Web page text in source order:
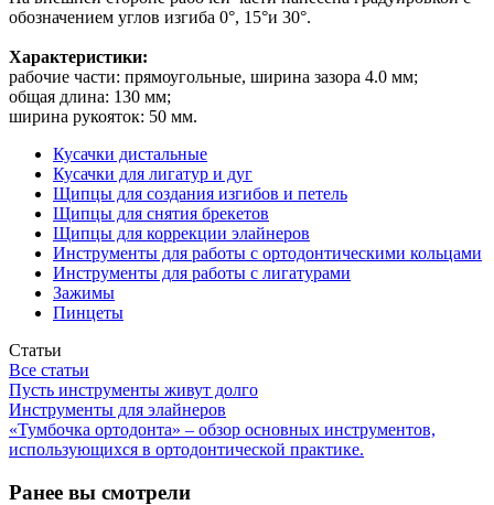
обозначением углов изгиба 0°, 15°и 30°.
Характеристики:
рабочие части: прямоугольные, ширина зазора 4.0 мм;
общая длина: 130 мм;
ширина рукояток: 50 мм.
Кусачки дистальные
Кусачки для лигатур и дуг
Щипцы для создания изгибов и петель
Щипцы для снятия брекетов
Щипцы для коррекции элайнеров
Инструменты для работы с ортодонтическими кольцами
Инструменты для работы с лигатурами
Зажимы
Пинцеты
Статьи
Все статьи
Пусть инструменты живут долго
Инструменты для элайнеров
«Тумбочка ортодонта» – обзор основных инструментов,
использующихся в ортодонтической практике.
Ранее вы смотрели